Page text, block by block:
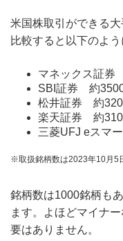
米国株取引ができる
比較すると以下のよう
マネックス証
SBI証券 約
松井証券 約
楽天証券 約
三菱UFJ eスマ
※取扱銘柄数は2023年10月5
銘柄数は1000銘柄も
ます。よほどマイナ
要はありません。